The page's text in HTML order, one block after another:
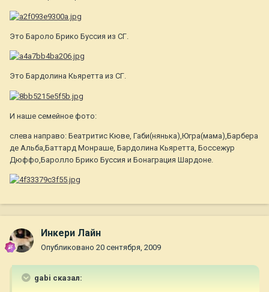
Это Бароло Брико Буссия из СГ.
Это Бардолина Кьяретта из СГ.
И наше семейное фото:
слева направо: Беатритис Кюве, Габи(нянька),Югра(мама),Барбера
де Альба,Баттард Монраше, Бардолина Кьяретта, Боссежур
Дюффо,Баролло Брико Буссия и Бонаграция Шардоне.
Инкери Лайн
Опубликовано 20 сентября, 2009
gabi сказал: